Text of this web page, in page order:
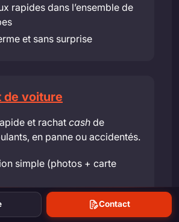
rapides dans l’ensemble de
et sans surprise
de voiture
et rachatcash de
en panne ou accidentés.
simple (photos + carte
au meilleur prix
inclus si nécessaire
Contact